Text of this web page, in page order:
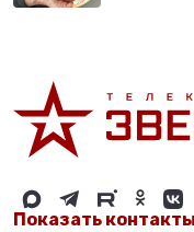
Показать контакты